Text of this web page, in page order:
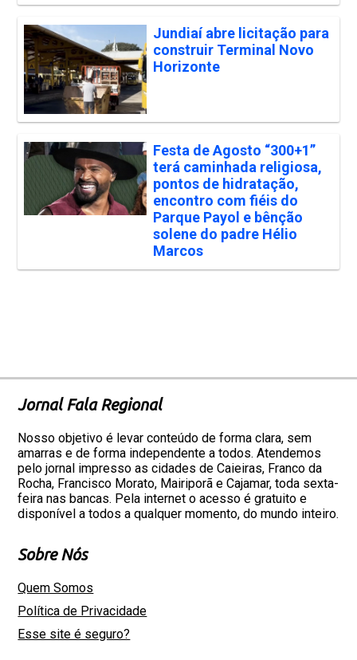
Jundiaí abre licitação para
construir Terminal Novo
Horizonte
Festa de Agosto “300+1”
terá caminhada religiosa,
pontos de hidratação,
encontro com fiéis do
Parque Payol e bênção
solene do padre Hélio
Marcos
Jornal Fala Regional
Nosso objetivo é levar conteúdo de forma clara, sem
amarras e de forma independente a todos. Atendemos
pelo jornal impresso as cidades de Caieiras, Franco da
Rocha, Francisco Morato, Mairiporã e Cajamar, toda sexta-
feira nas bancas. Pela internet o acesso é gratuito e
disponível a todos a qualquer momento, do mundo inteiro.
Sobre Nós
Quem Somos
Política de Privacidade
Esse site é seguro?